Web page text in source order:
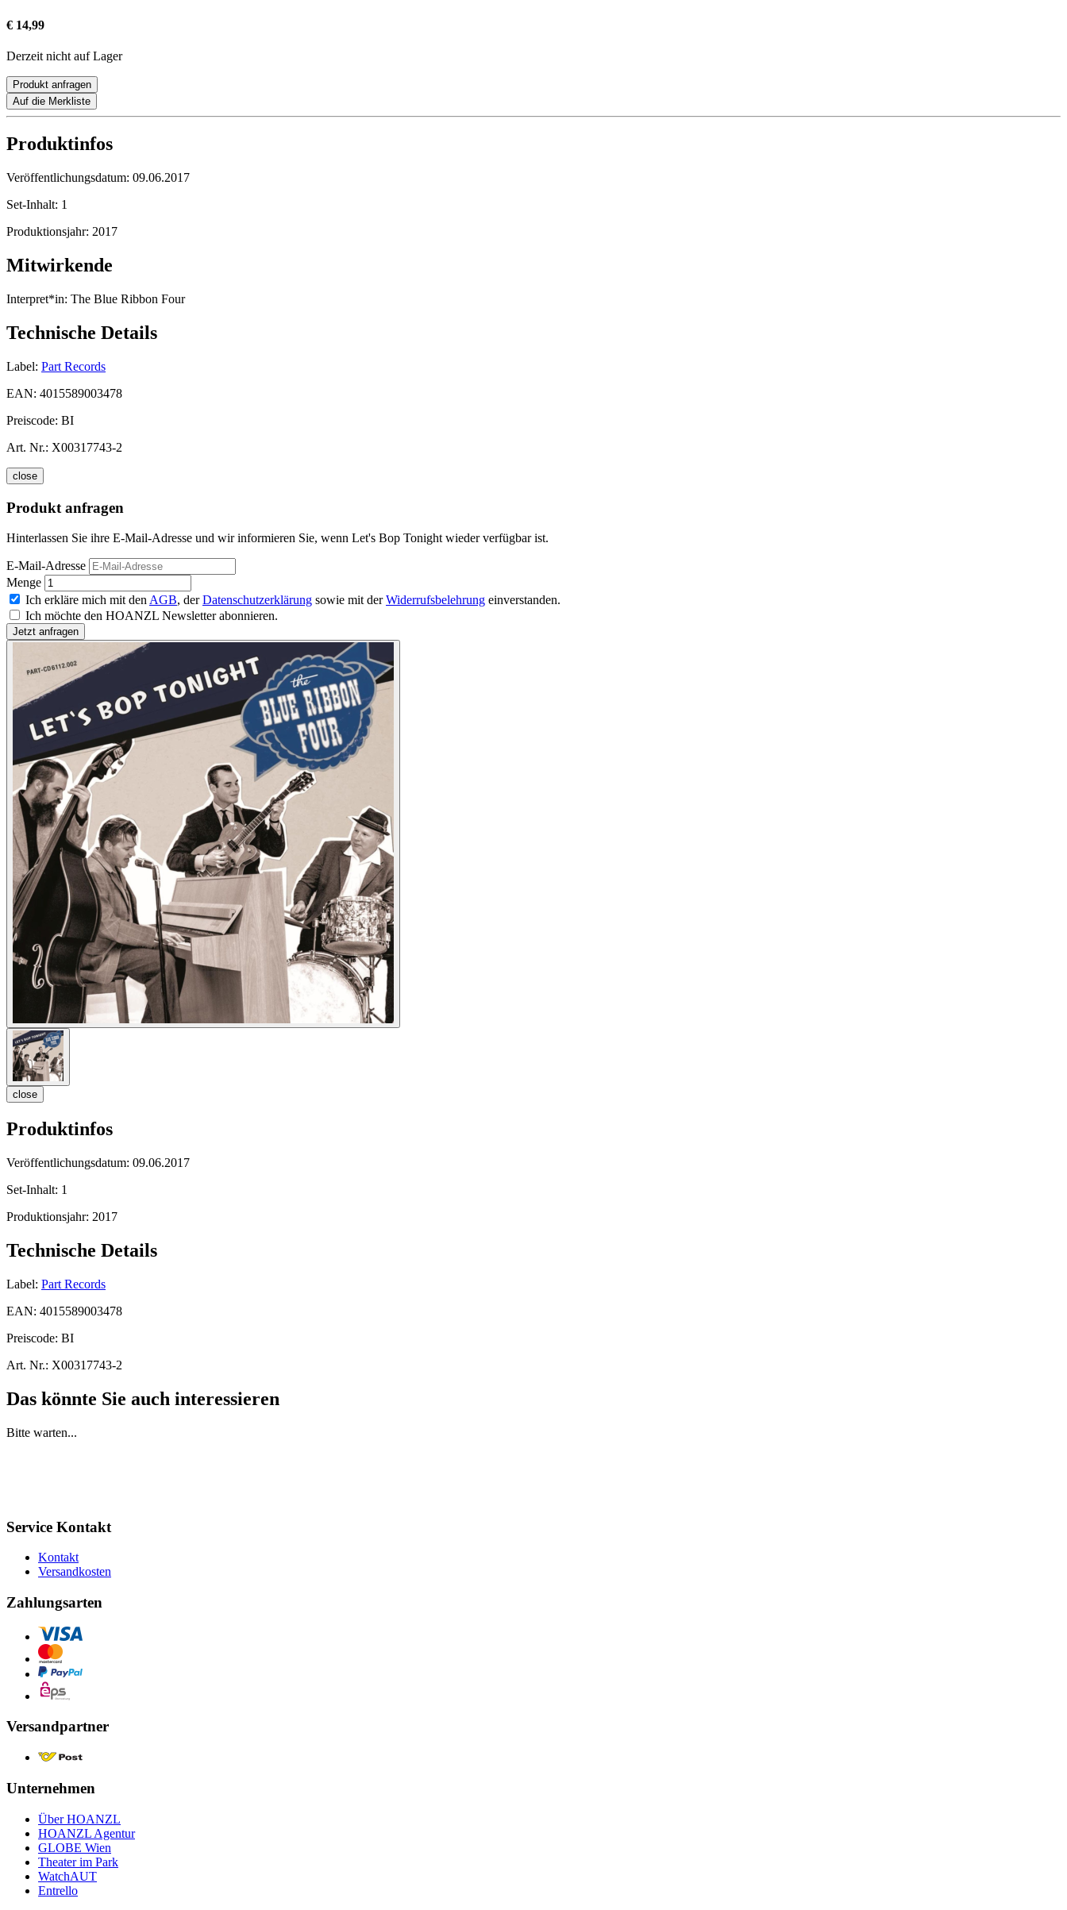
€ 14,99
Derzeit nicht auf Lager
Produkt anfragen
Auf die Merkliste
Produktinfos
Veröffentlichungsdatum: 09.06.2017
Set-Inhalt: 1
Produktionsjahr: 2017
Mitwirkende
Interpret*in: The Blue Ribbon Four
Technische Details
Label: Part Records
EAN: 4015589003478
Preiscode: BI
Art. Nr.: X00317743-2
close
Produkt anfragen
Hinterlassen Sie ihre E-Mail-Adresse und wir informieren Sie, wenn Let's Bop Tonight wieder verfügbar ist.
E-Mail-Adresse
Menge
Ich erkläre mich mit den AGB, derDatenschutzerklärung sowie mit derWiderrufsbelehrung einverstanden.
Ich möchte den HOANZL Newsletter abonnieren.
close
Produktinfos
Veröffentlichungsdatum: 09.06.2017
Set-Inhalt: 1
Produktionsjahr: 2017
Technische Details
Label: Part Records
EAN: 4015589003478
Preiscode: BI
Art. Nr.: X00317743-2
Das könnte Sie auch interessieren
Bitte warten...
Service Kontakt
Kontakt
Versandkosten
Zahlungsarten
Versandpartner
Unternehmen
Über HOANZL
HOANZL Agentur
GLOBE Wien
Theater im Park
WatchAUT
Entrello